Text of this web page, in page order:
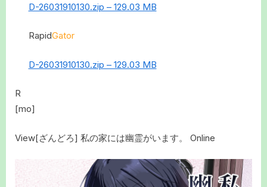
D-26031910130.zip – 129.03 MB
RapidGator
D-26031910130.zip – 129.03 MB
R
[mo]
View[ざんどろ] 私の家には幽霊がいます。 Online